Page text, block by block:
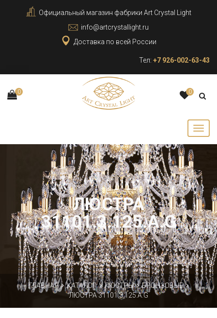
Официальный магазин фабрики Art Crystal Light
info@artcrystallight.ru
Доставка по всей России
Тел: +7 926-002-63-43
0 0
ЛЮСТРА
31101.3.125.A.G
ГЛАВНАЯ КАТАЛОГ ЛЮСТРЫ
БРОНЗОВЫЕ
ЛЮСТРА 31101.3.125.A.G